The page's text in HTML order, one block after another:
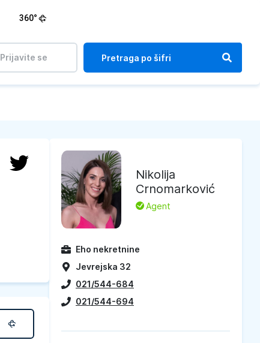
360°
Prijavite se
Nikolija
Crnomarković
L Agent
Eho nekretnine
Jevrejska 32
021/544-684
021/544-694